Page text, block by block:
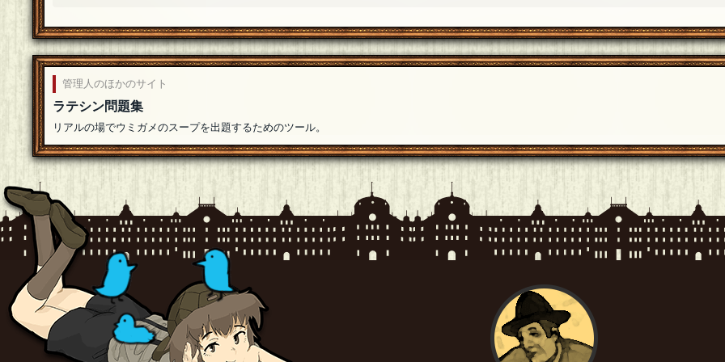
風野蒼[１０問出題]
鯖缶の湯 様、ブラックワトソン 様、やなぎ 様、いらっしゃいませ！[18年06月05日 20:36]
やなぎ
ブラックワトソン
参加しますー！わーい！！[18年06月05日 19:45]
鯖缶の湯
[１問出題]
参加させていただきます。[18年06月05日 19:31]
風野蒼[１０問出題]
あ、問題文の、「Ａ〜Ｇの〜」→「Ａ〜Ｈの〜」が正しいですすみません。コピペの弊害……[18年06月05日
風野蒼
[１０問出題]
出先で出題したので帰宅するまで返信が遅いかもしれません。ご了承ください。[18年06月05日 18:47]
管理人のほかのサイト
ラテシン問題集
リアルの場でウミガメのスープを出題するためのツール。